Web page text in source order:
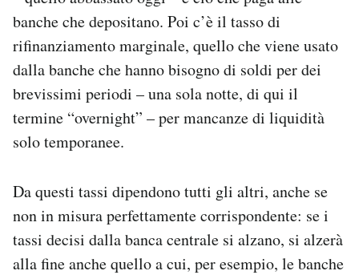
banche che depositano. Poi c’è il tasso di
rifinanziamento marginale, quello che viene usato
dalla banche che hanno bisogno di soldi per dei
brevissimi periodi – una sola notte, di qui il
termine “overnight” – per mancanze di liquidità
solo temporanee.
Da questi tassi dipendono tutti gli altri, anche se
non in misura perfettamente corrispondente: se i
tassi decisi dalla banca centrale si alzano, si alzerà
alla fine anche quello a cui, per esempio, le banche